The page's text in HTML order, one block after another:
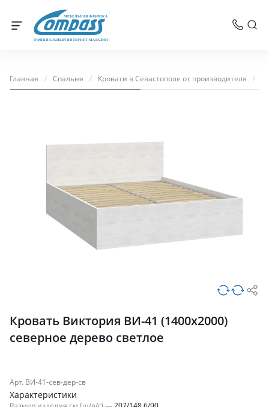
МЕБЕЛЬНАЯ ФАБРИКА
ОФИЦИАЛЬНЫЙ ИНТЕРНЕТ-МАГАЗИН
Главная / Спальня / Кровати в Севастополе от производителя /
Кровать Виктория ВИ-41 (1400x2000)
северное дерево светлое
Арт. ВИ-41-сев-дер-св
Характеристики